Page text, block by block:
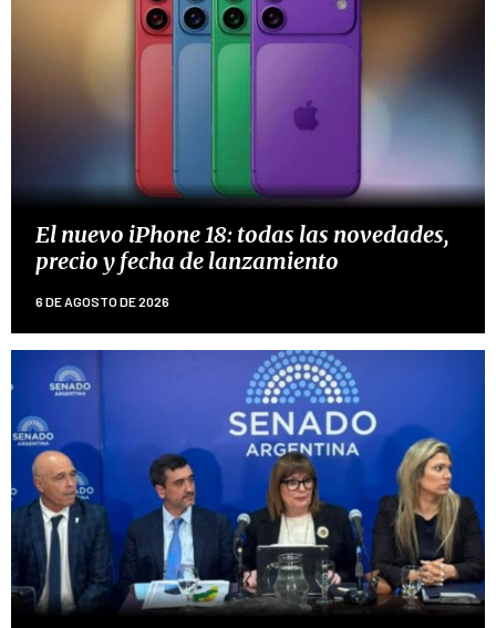
El nuevo iPhone 18: todas las novedades,
precio y fecha de lanzamiento
6 DE AGOSTO DE 2026